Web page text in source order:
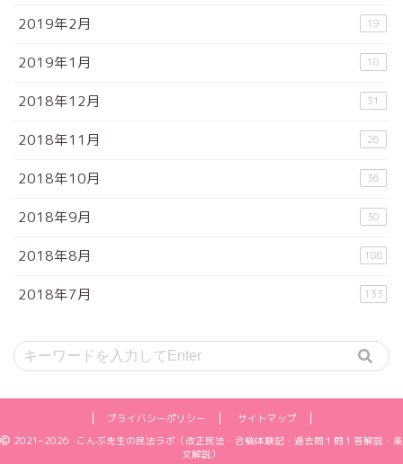
2019年2月 19
2019年1月 18
2018年12月 31
2018年11月 26
2018年10月 36
2018年9月 30
2018年8月 186
2018年7月 133
プライバシーポリシー
サイトマップ
2021–2026 こんぶ先生の民法ラボ（改正民法・合格体験記・過去問１問１答解説・条
文解説）